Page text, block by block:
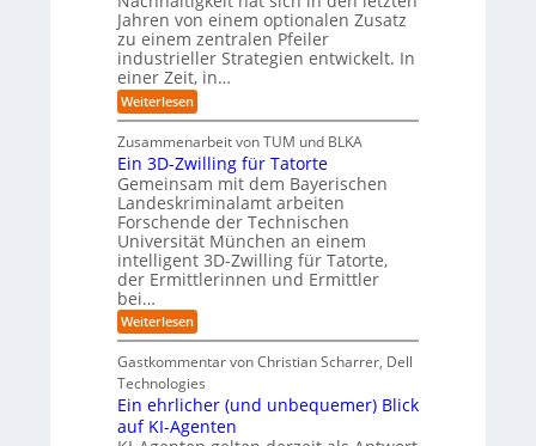
s
b
e
i
-
e
u
r
o
p
s
c
h
e
n
R
u
t
e
r
-
e
u
n
g
:
W
e
s
a
u
e
r
e
D
a
t
e
n
K
-
P
r
o
j
e
k
t
I
-
R
e
p
o
r
:
S
i
n
k
e
n
d
e
C
y
b
e
r
r
i
s
Jahren von einem optionalen Zusatz
zu einem zentralen Pfeiler
industrieller Strategien entwickelt. In
einer Zeit, in…
Weiterlesen:
E
n
z
w
e
i
t
e
s
L
b
e
f
ü
r
n
Zusammenarbeit von TUM und BLKA
Ein 3D-Zwilling für Tatorte
Gemeinsam mit dem Bayerischen
Landeskriminalamt arbeiten
Forschende der Technischen
Universität München an einem
intelligent 3D-Zwilling für Tatorte,
der Ermittlerinnen und Ermittler
bei…
Weiterlesen:
E
n
3
D
-
Z
Gastkommentar von Christian Scharrer, Dell
Technologies
Ein ehrlicher (und unbequemer) Blick
auf KI-Agenten